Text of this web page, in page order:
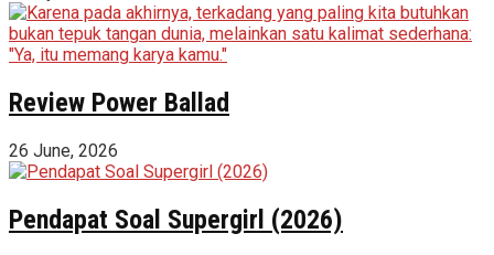
Review Power Ballad
26 June, 2026
Pendapat Soal Supergirl (2026)